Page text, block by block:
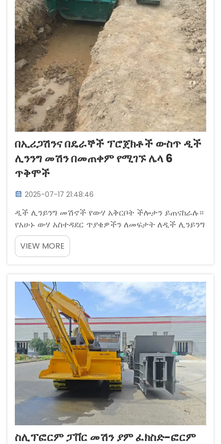
በኢሪጋሽንና በዴራኞች ፕሮጀክቶች ውስጥ ዲች
ሊንንግ መሽን በመጠቀም የሚገኙ ሌላ 6
ጥቅሞች
2025-07-17 21:48:46
ዲች ሊንይንግ መሽኖች የውሃ አቅርቦት ችሎታን ይጠናከራሉ።
የአሁኑ ውሃ አስተዳደር ጥያቄዎችን ለመፍታት ለዲች ሊንይንግ
መሽኖች በመመስረት ላይ የሚገኝ የዘርአ አግሪከችር በከፍተኛ
ሁኔታ ላይ ተመርቷል። እነዚህ የተለዩ መሽኖች የኢሪጋሽን
ቻናሎች ላይ የመቆሚያ ሊኖችን ይተግባባሉ፣ ይህም...
VIEW MORE
ስሊፕፎርም ፓቨር መሽን ያም ፈክስድ-ፎርም